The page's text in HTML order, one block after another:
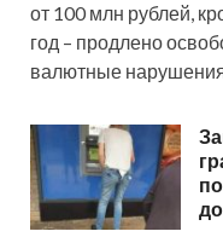
от 100 млн рублей,
год – продлено
валютные